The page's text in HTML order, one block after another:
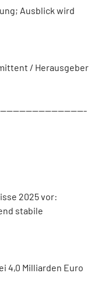
Ausblick wird
/ Herausgeber
2025 vor:
stabile
4,0 Milliarden Euro